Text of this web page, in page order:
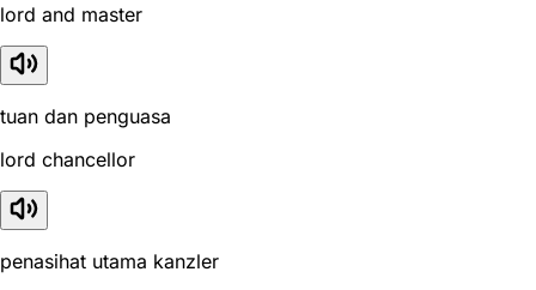
lord and master
tuan dan penguasa
lord chancellor
penasihat utama kanzler